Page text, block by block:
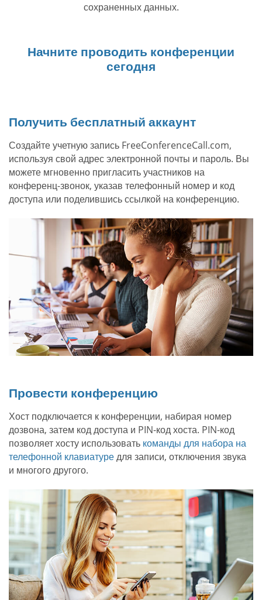
сохраненных данных.
Начните проводить конференции
сегодня
Получить бесплатный аккаунт
Создайте учетную запись FreeConferenceCall.com,
используя свой адрес электронной почты и пароль. Вы
можете мгновенно пригласить участников на
конференц-звонок, указав телефонный номер и код
доступа или поделившись ссылкой на конференцию.
Провести конференцию
Хост подключается к конференции, набирая номер
дозвона, затем код доступа и PIN-код хоста. PIN-код
позволяет хосту использовать команды для набора на
телефонной клавиатуредля записи, отключения звука
и многого другого.